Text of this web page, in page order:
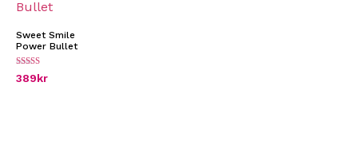
Sweet Smile
Power Bullet
Betygsatt
5.00
389kr